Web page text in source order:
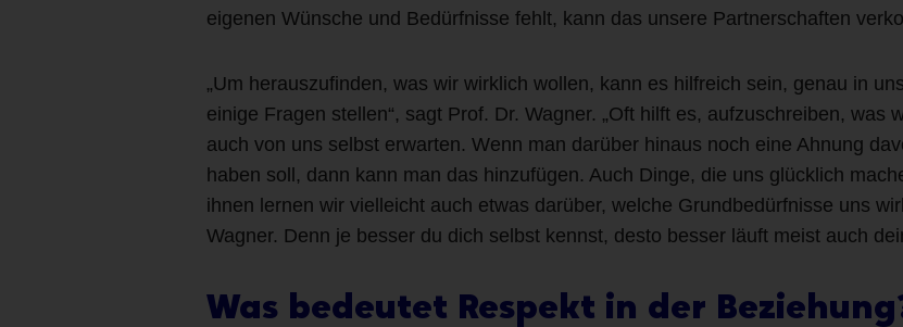
eigenen Wünsche und Bedürfnisse fehlt, kann das unsere Partnerschaften
„Um herauszufinden, was wir wirklich wollen, kann es hilfreich sein, genau in
einige Fragen stellen“, sagt Prof. Dr. Wagner. „Oft hilft es, aufzuschreiben, was
auch von uns selbst erwarten. Wenn man darüber hinaus noch eine Ahnung
haben soll, dann kann man das hinzufügen. Auch Dinge, die uns glücklich
ihnen lernen wir vielleicht auch etwas darüber, welche Grundbedürfnisse uns
Wagner. Denn je besser du dich selbst kennst, desto besser läuft meist auch
Was bedeutet Respekt in der